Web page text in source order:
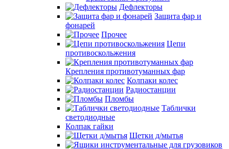
Дефлекторы
Защита фар и
фонарей
Прочее
Цепи
противоскольжения
Крепления противотуманных фар
Колпаки колес
Радиостанции
Пломбы
Таблички
светодиодные
Колпак гайки
Щетки д/мытья